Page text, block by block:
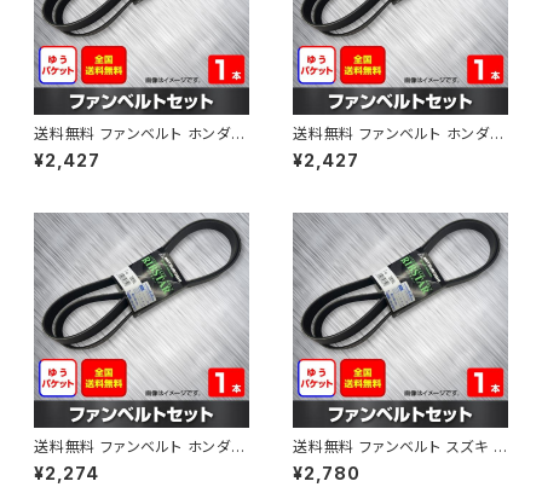
送料無料 ファンベルト ホンダ
ゼスト 型式JE1 H18.03～H24.
11 （国内トップメーカー） 1本 H
¥2,427
送料無料 ファンベルト ホンダ ラ
イフ 型式JB6 H15.09～H20.1
1 （国内トップメーカー） 1本 HA
¥2,427
送料無料 ファンベルト ホンダ フ
ィット 型式GE6 H19.10～H25.
09 （国内トップメーカー） 1本 H
¥2,274
送料無料 ファンベルト スズキ ス
ペーシア 型式MK32S H25.03
～H30.02 （国内トップメーカ
¥2,780